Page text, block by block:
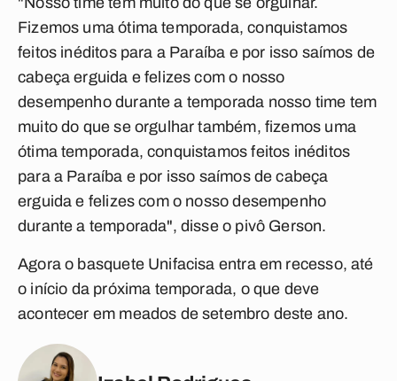
Fizemos uma ótima temporada, conquistamos
feitos inéditos para a Paraíba e por isso saímos de
cabeça erguida e felizes com o nosso
desempenho durante a temporada nosso time tem
muito do que se orgulhar também, fizemos uma
ótima temporada, conquistamos feitos inéditos
para a Paraíba e por isso saímos de cabeça
erguida e felizes com o nosso desempenho
durante a temporada", disse o pivô Gerson.
Agora o basquete Unifacisa entra em recesso, até
o início da próxima temporada, o que deve
acontecer em meados de setembro deste ano.